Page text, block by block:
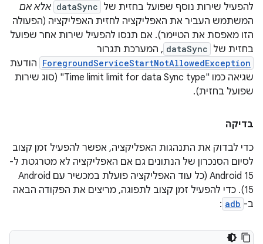
להפעיל שירות נוסף שפועל בחזית של dataSync אלא אם
המשתמש העביר את האפליקציה לחזית האפליקציה (הפעולה
הזו מאפסת את הטיימר). אם תנסו להפעיל שירות אחר שפועל
בחזית של dataSync , המערכת תגרור
ForegroundServiceStartNotAllowedException הודעת
שגיאה כמו "Time limit limit for data Sync type" (סוג שירות
שפועל בחזית).
בדיקה
כדי לבדוק את התנהגות האפליקציה, אפשר להפעיל זמן קצוב
לסיום הסנכרון של הנתונים גם אם האפליקציה לא מטרגטת ל-
Android 15 (כל עוד האפליקציה פועלת במכשיר עם Android
15). כדי להפעיל זמן קצוב לתפוגה, מריצים את הפקודה הבאה
ב- adb
: